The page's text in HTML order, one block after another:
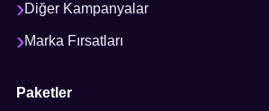
Diğer Kampanyalar
Marka Fırsatları
Paketler